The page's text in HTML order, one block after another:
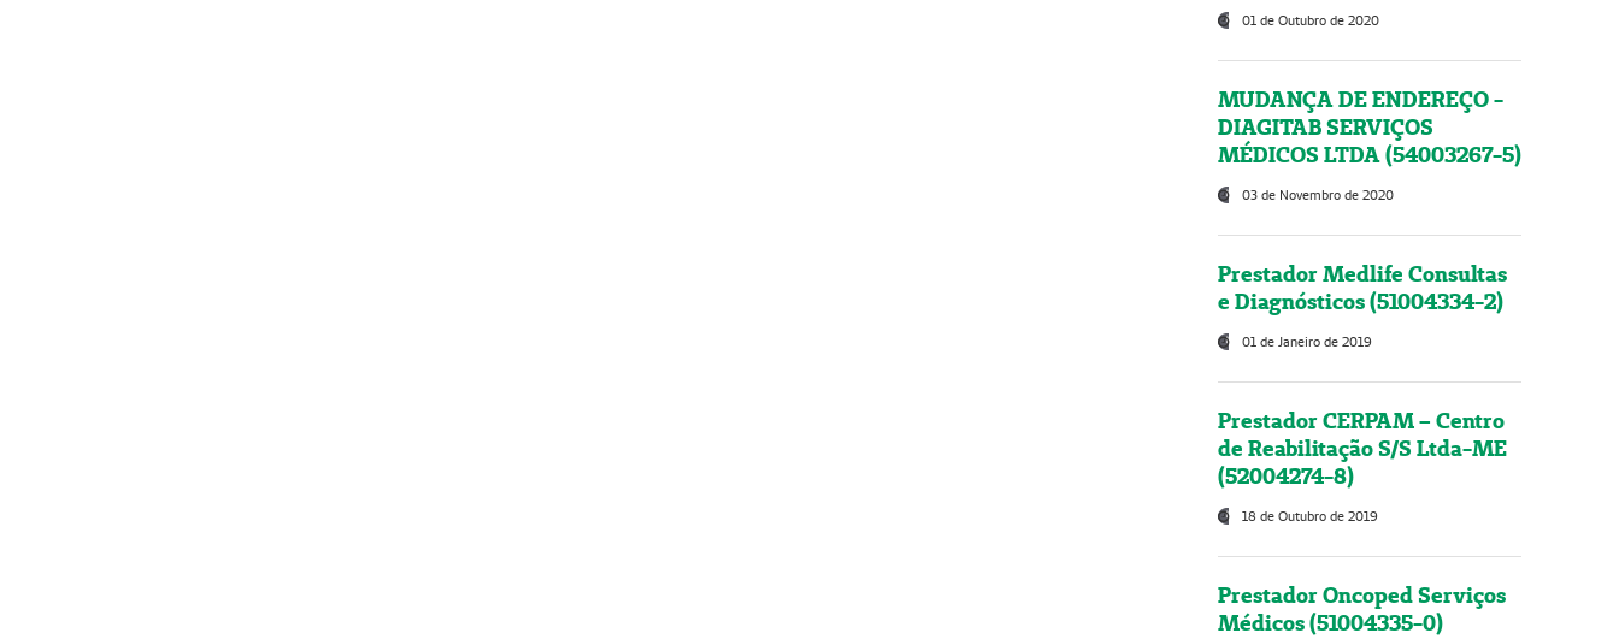
01 de Outubro de 2020
MUDANÇA DE ENDEREÇO -
DIAGITAB SERVIÇOS
MÉDICOS LTDA (54003267-5)
03 de Novembro de 2020
Prestador Medlife Consultas
e Diagnósticos (51004334-2)
01 de Janeiro de 2019
Prestador CERPAM – Centro
de Reabilitação S/S Ltda-ME
(52004274-8)
18 de Outubro de 2019
Prestador Oncoped Serviços
Médicos (51004335-0)